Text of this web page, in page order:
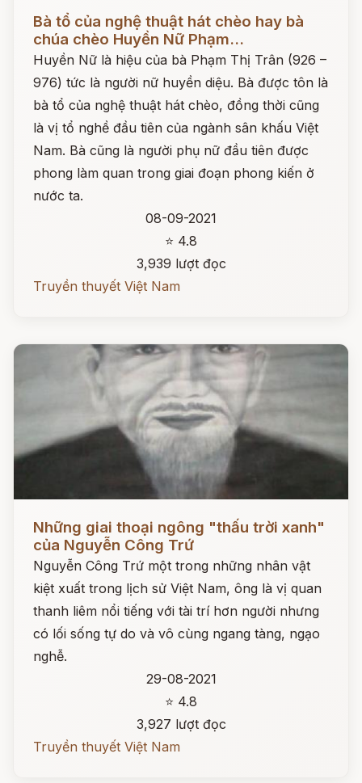
Đọc ngay
Bà tổ của nghệ thuật hát chèo hay bà
chúa chèo Huyền Nữ Phạm...
Huyền Nữ là hiệu của bà Phạm Thị Trân (926 –
976) tức là người nữ huyền diệu. Bà được tôn là
bà tổ của nghệ thuật hát chèo, đồng thời cũng
là vị tổ nghề đầu tiên của ngành sân khấu Việt
Nam. Bà cũng là người phụ nữ đầu tiên được
phong làm quan trong giai đoạn phong kiến ở
nước ta.
08-09-2021
⭐ 4.8
3,939 lượt đọc
Truyền thuyết Việt Nam
Những giai thoại ngông "thấu trời xanh"
của Nguyễn Công Trứ
Nguyễn Công Trứ một trong những nhân vật
kiệt xuất trong lịch sử Việt Nam, ông là vị quan
thanh liêm nổi tiếng với tài trí hơn người nhưng
có lối sống tự do và vô cùng ngang tàng, ngạo
nghễ.
29-08-2021
⭐ 4.8
3,927 lượt đọc
Truyền thuyết Việt Nam